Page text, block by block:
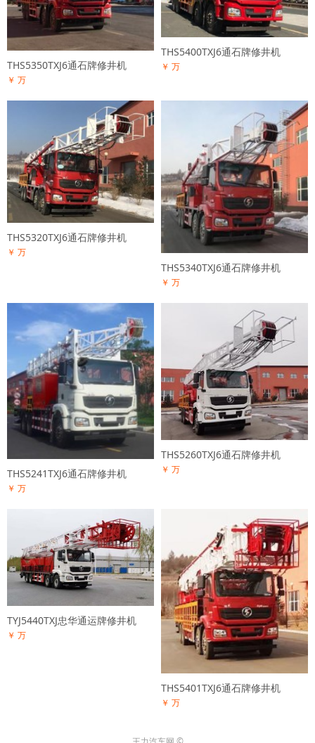
THS5350TXJ6通石牌修井机
￥ 万
THS5400TXJ6通石牌修井机
￥ 万
THS5320TXJ6通石牌修井机
￥ 万
THS5340TXJ6通石牌修井机
￥ 万
THS5241TXJ6通石牌修井机
￥ 万
THS5260TXJ6通石牌修井机
￥ 万
TYJ5440TXJ忠华通运牌修井机
￥ 万
THS5401TXJ6通石牌修井机
￥ 万